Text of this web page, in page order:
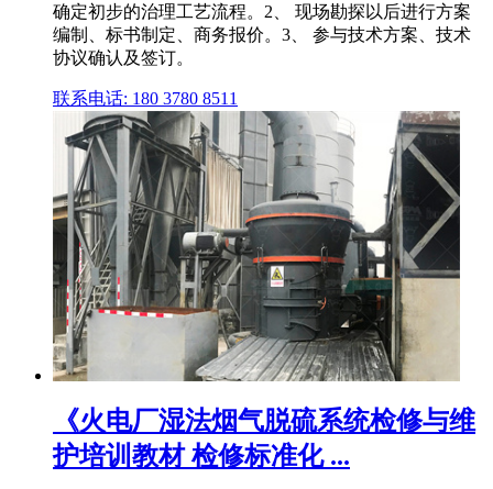
确定初步的治理工艺流程。2、 现场勘探以后进行方案
编制、标书制定、商务报价。3、 参与技术方案、技术
协议确认及签订。
联系电话: 180 3780 8511
《火电厂湿法烟气脱硫系统检修与维
护培训教材 检修标准化 ...